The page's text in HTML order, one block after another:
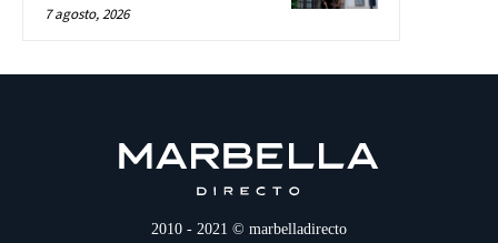
7 agosto, 2026
2010 - 2021 © marbelladirecto